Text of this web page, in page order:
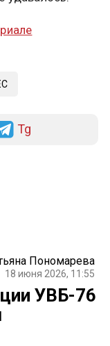
Tg
Пономарева
18 июня 2026, 11:55
УВБ-76